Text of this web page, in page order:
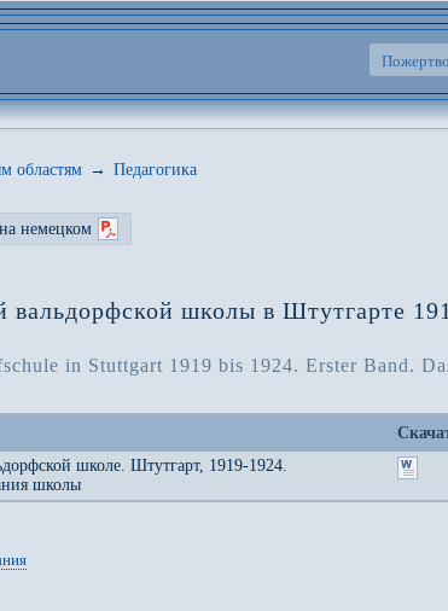
областям → Педагогика
немецком
вальдорфской школы в Штутгарте
in Stuttgart 1919 bis 1924. Erster Band.
школе. Штутгарт, 1919-1924.
школы